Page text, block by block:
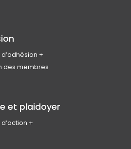
l’ICU
pour les membres
conduite et d’éthique professionnelle
des membres
et plaidoyer
climatique